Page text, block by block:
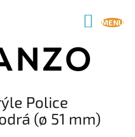
Police
(ø 51 mm)